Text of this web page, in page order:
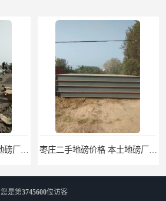
滨州二手地磅价格 价格优惠
您是第3745600位访客